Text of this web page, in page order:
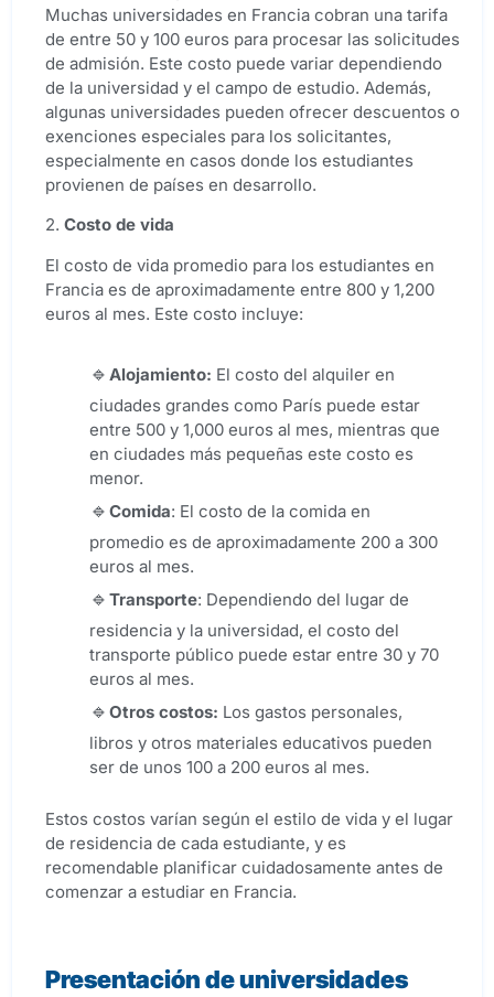
Muchas universidades en Francia cobran una tarifa
de entre 50 y 100 euros para procesar las solicitudes
de admisión. Este costo puede variar dependiendo
de la universidad y el campo de estudio. Además,
algunas universidades pueden ofrecer descuentos o
exenciones especiales para los solicitantes,
especialmente en casos donde los estudiantes
provienen de países en desarrollo.
2. Costo de vida
El costo de vida promedio para los estudiantes en
Francia es de aproximadamente entre 800 y 1,200
euros al mes. Este costo incluye:
Alojamiento: El costo del alquiler en
ciudades grandes como París puede estar
entre 500 y 1,000 euros al mes, mientras que
en ciudades más pequeñas este costo es
menor.
Comida: El costo de la comida en
promedio es de aproximadamente 200 a 300
euros al mes.
Transporte: Dependiendo del lugar de
residencia y la universidad, el costo del
transporte público puede estar entre 30 y 70
euros al mes.
Otros costos: Los gastos personales,
libros y otros materiales educativos pueden
ser de unos 100 a 200 euros al mes.
Estos costos varían según el estilo de vida y el lugar
de residencia de cada estudiante, y es
recomendable planificar cuidadosamente antes de
comenzar a estudiar en Francia.
Presentación de universidades